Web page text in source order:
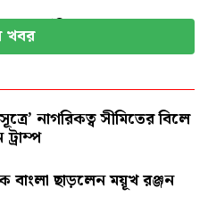
সংঘর্ষে নিহত ৮
প্রাণ গেল ৬
খবর
নাগরিকত্ব সীমিতের বিলে
বাংলা ছাড়লেন ময়ূখ রঞ্জন